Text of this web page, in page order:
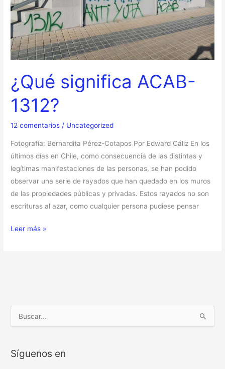
¿Qué significa ACAB-
1312?
12 comentarios / Uncategorized
Fotografía: Bernardita Pérez-Cotapos Por Edward Cáliz En los
últimos días en Chile, como consecuencia de las distintas y
legítimas manifestaciones de las personas, se han podido
observar una serie de rayados que han quedado en los muros
de las propiedades públicas y privadas. Estos rayados no son
escrituras al azar, como cualquier persona pudiese pensar
Leer más »
c
Síguenos en